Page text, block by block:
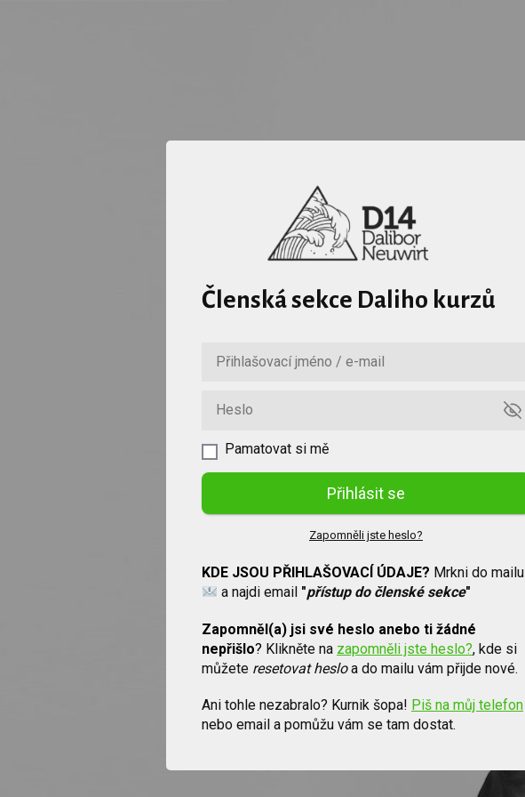
Členská sekce Daliho kurzů
Pamatovat si mě
Přihlásit se
Zapomněli jste heslo?
KDE JSOU PŘIHLAŠOVACÍ ÚDAJE? Mrkni do mailu
a najdi email "přístup do členské sekce"
Zapomněl(a) jsi své heslo anebo ti žádné
nepřišlo? Klikněte na zapomněli jste heslo?, kde si
můžete resetovat hesloa do mailu vám přijde nové.
Ani tohle nezabralo? Kurnik šopa! Piš na můj telefon
nebo email a pomůžu vám se tam dostat.